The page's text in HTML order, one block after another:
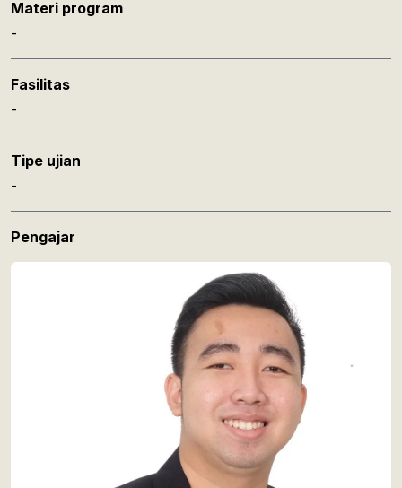
Materi program
-
Fasilitas
-
Tipe ujian
-
Pengajar